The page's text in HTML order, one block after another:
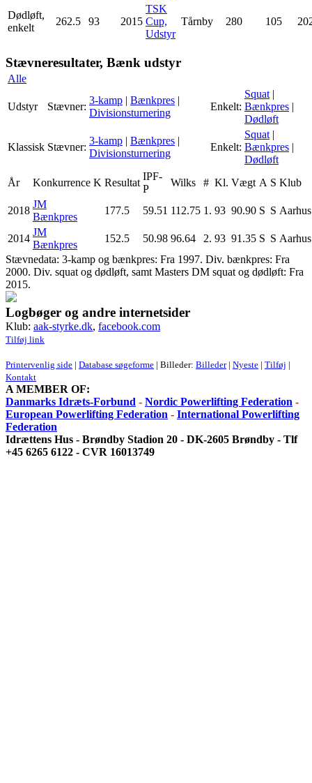
Dødløft,
enkelt
262.5 93 2015
TSK
Cup,
Udstyr
Tårnby 280 105
Stævneresultater, Bænk udstyr
Alle
Udstyr Stævner:
3-kamp | Bænkpres |
Divisionsturnering
Enkelt:
Squat |
Bænkpres |
Dødløft
Klassisk Stævner:
3-kamp | Bænkpres |
Divisionsturnering
Enkelt:
Squat |
Bænkpres |
Dødløft
År
Konkurrence K Resultat
IPF-
P
Wilks # Kl. Vægt A S Klub
2018
JM
Bænkpres
177.5 59.51 112.75 1. 93 90.90 S S
2014
JM
Bænkpres
152.5 50.98 96.64 2. 93 91.35 S S
Stævnedata: 3-kamp og bænkpres: Fra 1997. Div. bænkpres: Fra
2000. Div. squat og dødløft, samt Masters DM squat og dødløft: Fra
2015.
Logbøger og andre internetsider
Klub: aak-styrke.dk, facebook.com
Tilføj link
Printervenlig side | Database søgeforme | Billeder: Billeder| Nyeste | Tilføj |
Kontakt
A MEMBER OF:
Danmarks Idræts-Forbund - Nordic Powerlifting Federation -
European Powerlifting Federation - International Powerlifting
Federation
Idrættens Hus - Brøndby Stadion 20 - DK-2605 Brøndby - Tlf
+45 6265 6122 - CVR 16013749